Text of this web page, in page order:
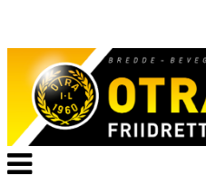
Veksle
navigasjon